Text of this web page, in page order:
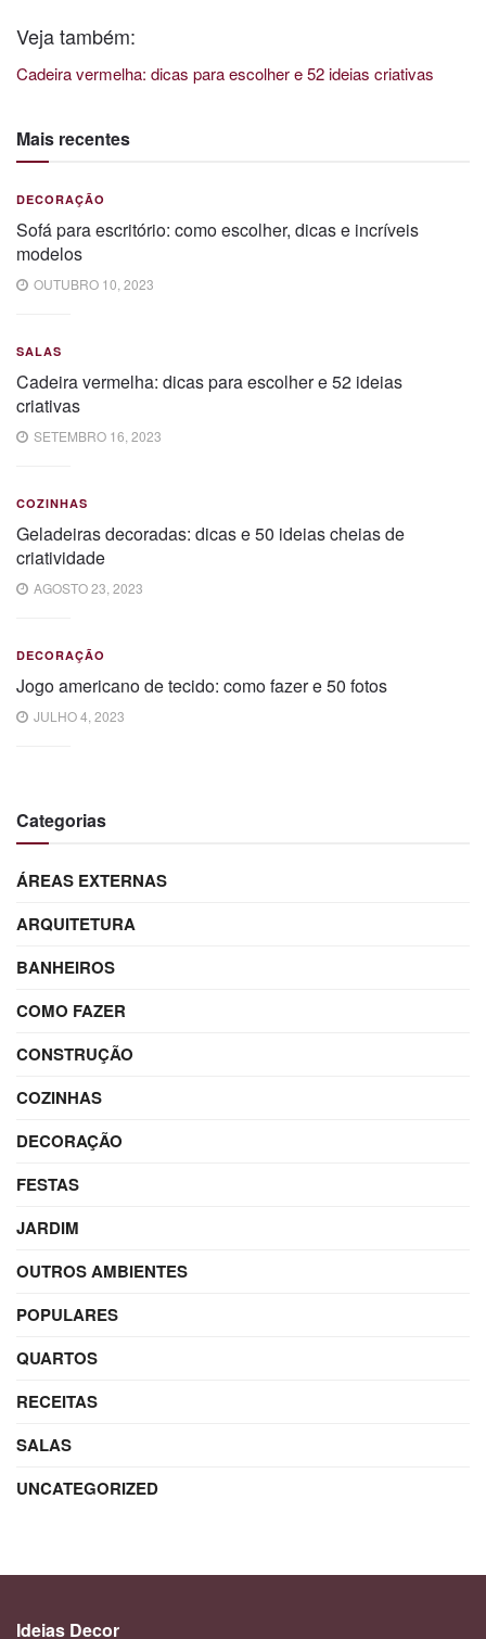
Veja também:
Cadeira vermelha: dicas para escolher e 52 ideias criativas
Mais recentes
DECORAÇÃO
Sofá para escritório: como escolher, dicas e incríveis
modelos
OUTUBRO 10, 2023
SALAS
Cadeira vermelha: dicas para escolher e 52 ideias
criativas
SETEMBRO 16, 2023
COZINHAS
Geladeiras decoradas: dicas e 50 ideias cheias de
criatividade
AGOSTO 23, 2023
DECORAÇÃO
Jogo americano de tecido: como fazer e 50 fotos
JULHO 4, 2023
Categorias
ÁREAS EXTERNAS
ARQUITETURA
BANHEIROS
COMO FAZER
CONSTRUÇÃO
COZINHAS
DECORAÇÃO
FESTAS
JARDIM
OUTROS AMBIENTES
POPULARES
QUARTOS
RECEITAS
SALAS
UNCATEGORIZED
Ideias Decor